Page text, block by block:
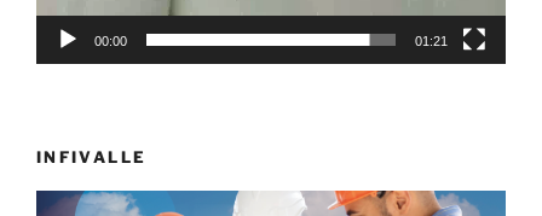
00:00 01:21
INFIVALLE